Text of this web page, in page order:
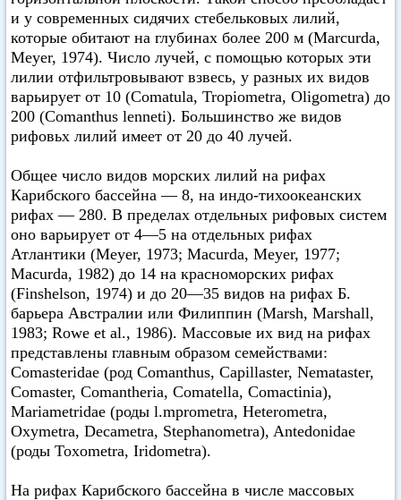
и у современных сидячих стебельковых лилий,
которые обитают на глубинах более 200 м (Marcurda,
Meyer, 1974). Число лучей, с помощью которых эти
лилии отфильтровывают взвесь, у разных их видов
варьирует от 10 (Comatula, Tropiometra, Oligometra) до
200 (Comanthus lenneti). Большинство же видов
рифовьх лилий имеет от 20 до 40 лучей.
Общее число видов морских лилий на рифах
Карибского бассейна — 8, на индо-тихоокеанских
рифах — 280. В пределах отдельных рифовых систем
оно варьирует от 4—5 на отдельных рифах
Атлантики (Meyer, 1973; Macurda, Meyer, 1977;
Macurda, 1982) до 14 на красноморских рифах
(Finshelson, 1974) и до 20—35 видов на рифах Б.
барьера Австралии или Филиппин (Marsh, Marshall,
1983; Rowe et al., 1986). Массовые их вид на рифах
представлены главным образом семействами:
Comasteridae (род Comanthus, Capillaster, Nemataster,
Comaster, Comantheria, Comatella, Comactinia),
Mariametridae (роды l.mprometra, Heterometra,
Oxymetra, Decametra, Stephanometra), Antedonidae
(роды Toxometra, Iridometra).
На рифах Карибского бассейна в числе массовых